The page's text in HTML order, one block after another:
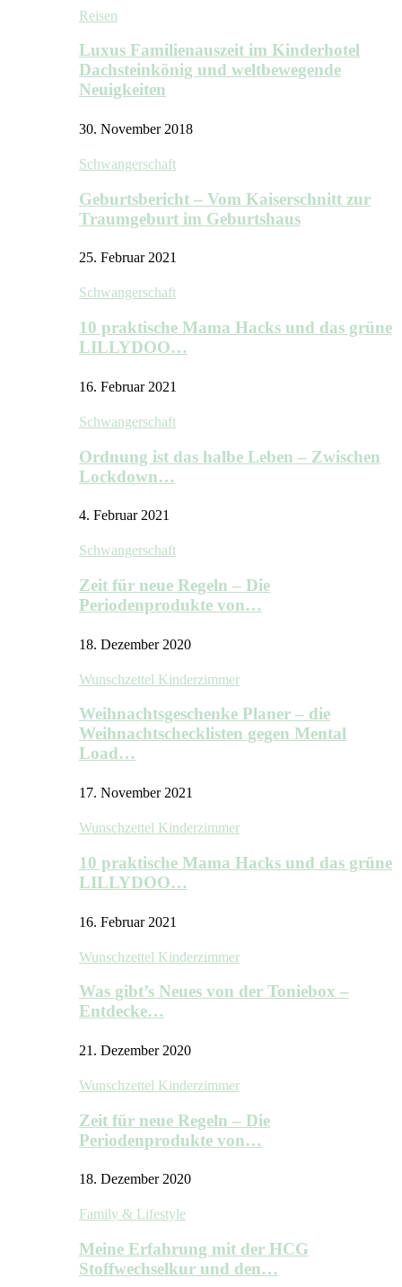
Reisen
Luxus Familienauszeit im Kinderhotel
Dachsteinkönig und weltbewegende
Neuigkeiten
30. November 2018
Schwangerschaft
Geburtsbericht – Vom Kaiserschnitt zur
Traumgeburt im Geburtshaus
25. Februar 2021
Schwangerschaft
10 praktische Mama Hacks und das grüne
LILLYDOO…
16. Februar 2021
Schwangerschaft
Ordnung ist das halbe Leben – Zwischen
Lockdown…
4. Februar 2021
Schwangerschaft
Zeit für neue Regeln – Die
Periodenprodukte von…
18. Dezember 2020
Wunschzettel Kinderzimmer
Weihnachtsgeschenke Planer – die
Weihnachtschecklisten gegen Mental
Load…
17. November 2021
Wunschzettel Kinderzimmer
10 praktische Mama Hacks und das grüne
LILLYDOO…
16. Februar 2021
Wunschzettel Kinderzimmer
Was gibt’s Neues von der Toniebox –
Entdecke…
21. Dezember 2020
Wunschzettel Kinderzimmer
Zeit für neue Regeln – Die
Periodenprodukte von…
18. Dezember 2020
Family & Lifestyle
Meine Erfahrung mit der HCG
Stoffwechselkur und den…